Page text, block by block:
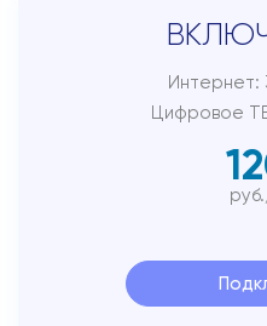
Зона
Цифровое